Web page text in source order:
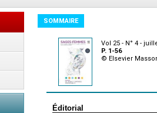
SOMMAIRE
Vol 25 - N° 4 -
P. 1-56
© Elsevier
Éditorial